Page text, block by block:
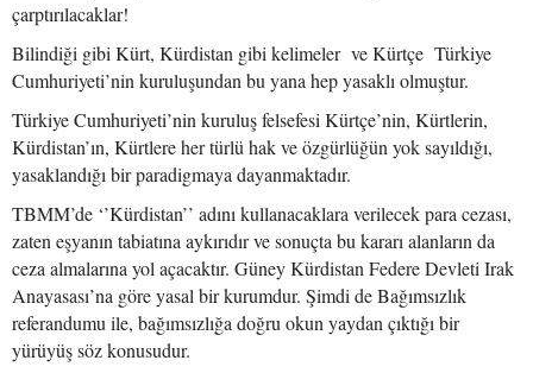
çarptırılacaklar!
Bilindiği gibi Kürt, Kürdistan gibi kelimeler ve Kürtçe Türkiye
Cumhuriyeti’nin kuruluşundan bu yana hep yasaklı olmuştur.
Türkiye Cumhuriyeti’nin kuruluş felsefesi Kürtçe’nin, Kürtlerin,
Kürdistan’ın, Kürtlere her türlü hak ve özgürlüğün yok sayıldığı,
yasaklandığı bir paradigmaya dayanmaktadır.
TBMM’de ‘’Kürdistan’’ adını kullanacaklara verilecek para cezası,
zaten eşyanın tabiatına aykırıdır ve sonuçta bu kararı alanların da
ceza almalarına yol açacaktır. Güney Kürdistan Federe Devleti Irak
Anayasası’na göre yasal bir kurumdur. Şimdi de Bağımsızlık
referandumu ile, bağımsızlığa doğru okun yaydan çıktığı bir
yürüyüş söz konusudur.